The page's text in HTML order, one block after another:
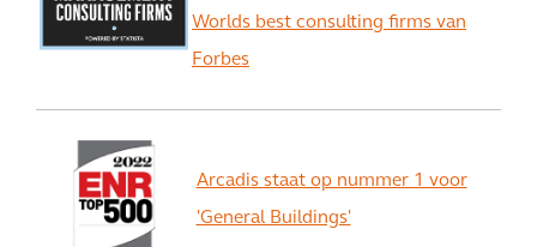
Worlds best consulting firms van
Forbes
Arcadis staat op nummer 1 voor
'General Buildings'